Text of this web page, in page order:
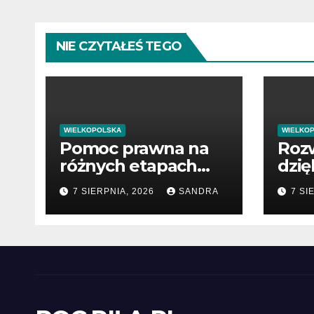
NIE CZYTAŁEŚ TEGO
WIELKOPOLSKA
Pomoc prawna na
różnych etapach
postępowania
7 SIERPNIA, 2026 SANDRA 7